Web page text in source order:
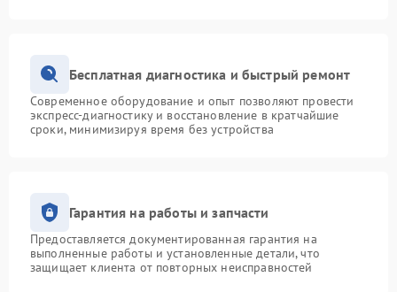
Бесплатная диагностика и быстрый ремонт
Современное оборудование и опыт позволяют провести
экспресс-диагностику и восстановление в кратчайшие
сроки, минимизируя время без устройства
Гарантия на работы и запчасти
Предоставляется документированная гарантия на
выполненные работы и установленные детали, что
защищает клиента от повторных неисправностей